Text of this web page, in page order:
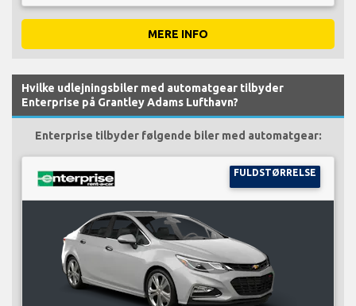
MERE INFO
Hvilke udlejningsbiler med automatgear tilbyder
Enterprise på Grantley Adams Lufthavn?
Enterprise tilbyder følgende biler med automatgear:
FULDSTØRRELSE